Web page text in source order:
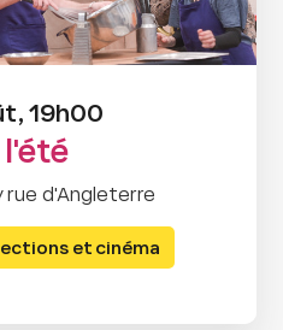
19h00
l'été
rue d'Angleterre
et cinéma